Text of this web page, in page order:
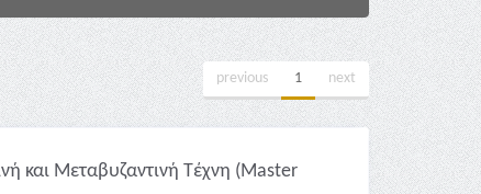
previous 1 next
και Μεταβυζαντινή Τέχνη (Master